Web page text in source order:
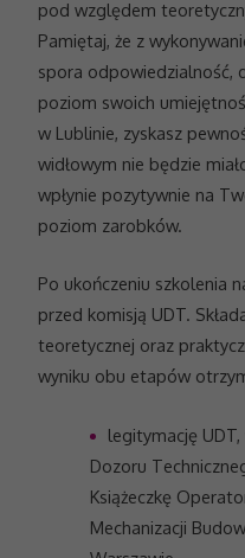
pod względem
Pamiętaj, że z
spora odpowiedzialność,
poziom swoich
w Lublinie, zyskasz
widłowym nie będzie
wpłynie pozytywnie na
poziom zarobków.
Po ukończeniu szkolenia
przed komisją UDT.
teoretycznej oraz
wyniku obu etapów
legitymację
Dozoru
Książeczkę
Mechanizacji